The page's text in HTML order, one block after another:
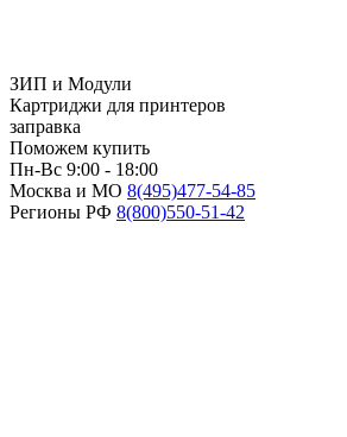
ЗИП и Модули
Картриджи для принтеров
заправка
Поможем купить
Пн-Вс 9:00 - 18:00
Москва и МО 8(495)477-54-85
Регионы РФ 8(800)550-51-42